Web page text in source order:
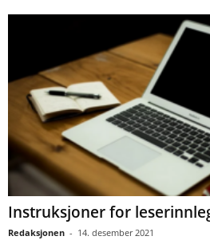
Instruksjoner for
Redaksjonen - 14. desember 2021